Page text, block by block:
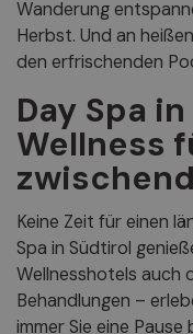
Wanderung
Herbst. Und an
den erfrischenden
Day Spa
Wellness
Keine Zeit für einen
Spa in Südtirol
Wellnesshotels auch
Behandlungen –
immer Sie eine Pause